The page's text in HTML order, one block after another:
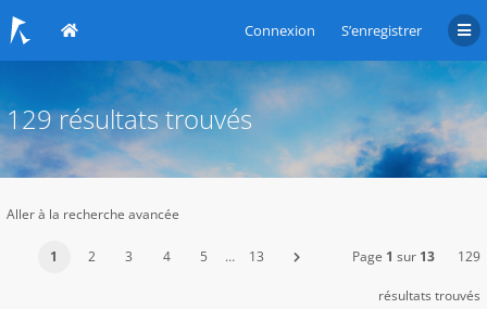
Connexion S’enregistrer
129 résultats trouvés
Aller à la recherche avancée
1 2 3 4 5 … 13 Page 1 sur 13 129
résultats trouvés